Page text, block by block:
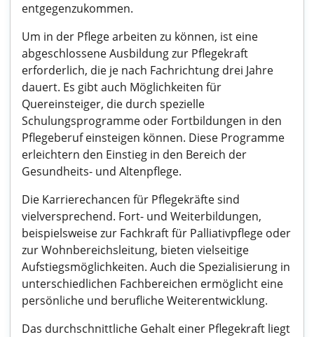
entgegenzukommen.
Um in der Pflege arbeiten zu können, ist eine
abgeschlossene Ausbildung zur Pflegekraft
erforderlich, die je nach Fachrichtung drei Jahre
dauert. Es gibt auch Möglichkeiten für
Quereinsteiger, die durch spezielle
Schulungsprogramme oder Fortbildungen in den
Pflegeberuf einsteigen können. Diese Programme
erleichtern den Einstieg in den Bereich der
Gesundheits- und Altenpflege.
Die Karrierechancen für Pflegekräfte sind
vielversprechend. Fort- und Weiterbildungen,
beispielsweise zur Fachkraft für Palliativpflege oder
zur Wohnbereichsleitung, bieten vielseitige
Aufstiegsmöglichkeiten. Auch die Spezialisierung in
unterschiedlichen Fachbereichen ermöglicht eine
persönliche und berufliche Weiterentwicklung.
Das durchschnittliche Gehalt einer Pflegekraft liegt